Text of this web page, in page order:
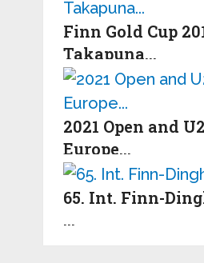
Finn Gold Cup
Takapuna...
2021 Open and
Europe...
65. Int. Finn-
...